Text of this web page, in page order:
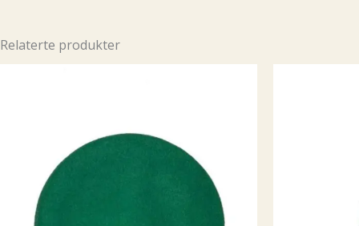
Relaterte produkter